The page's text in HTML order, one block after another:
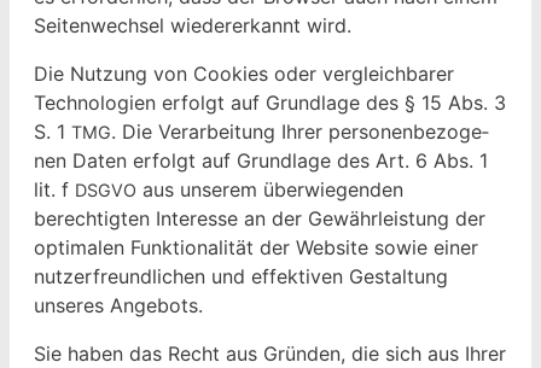
Seit­en­wech­sel wieder­erkan­nt wird.
Die Nutzung von Cook­ies oder ver­gle­ich­bar­er
Tech­nolo­gien erfol­gt auf Grund­lage des § 15 Abs. 3
S. 1 TMG. Die Ver­ar­beitung Ihrer per­so­n­en­be­zo­ge­
nen Dat­en erfol­gt auf Grund­lage des Art. 6 Abs. 1
lit. f DSGVO aus unserem über­wiegen­den
berechtigten Inter­esse an der Gewährleis­tung der
opti­malen Funk­tion­al­ität der Web­site sowie ein­er
nutzer­fre­undlichen und effek­tiv­en Gestal­tung
unseres Angebots.
Sie haben das Recht aus Grün­den, die sich aus Ihrer